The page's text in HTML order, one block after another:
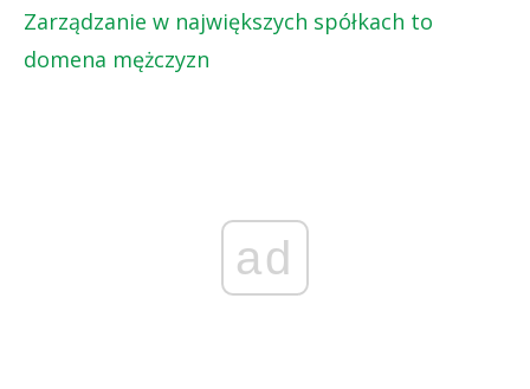
Zarządzanie w największych spółkach to
domena mężczyzn
ad